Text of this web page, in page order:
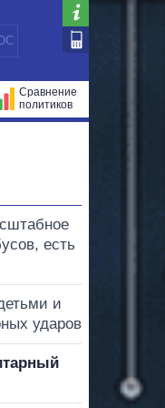
Сравнение
политиков
есть
и
ударов